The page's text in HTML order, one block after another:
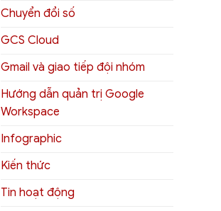
Chuyển đổi số
GCS Cloud
Gmail và giao tiếp đội nhóm
Hướng dẫn quản trị Google
Workspace
Infographic
Kiến thức
Tin hoạt động